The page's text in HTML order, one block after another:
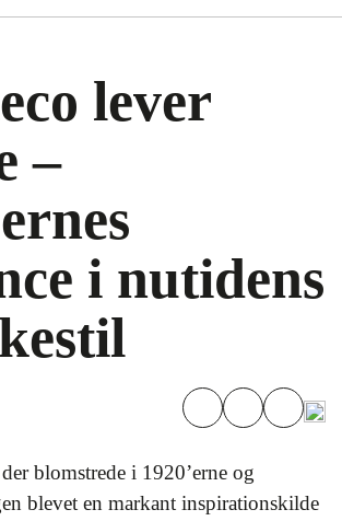
lever
–
i nutidens
blomstrede i 1920’erne og
blevet en markant inspirationskilde